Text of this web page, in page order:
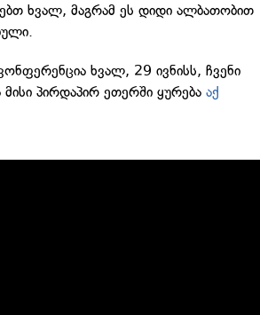
ხვალ, მაგრამ ეს დიდი ალბათობით
ხვალ, 29 ივნისს, ჩვენი
პირდაპირ ეთერში ყურებააქ